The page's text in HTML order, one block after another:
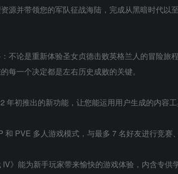
源并带领您的军队征战海陆，完成从黑暗时代以
不论是重新体验圣女贞德击败英格兰人的冒险旅
每一个决定都是左右历史成败的关键。
年初推出的新功能，让您能运用用户生成的内容工
PVE 多人游戏模式，与最多 7 名好友进行竞赛
》能为新手玩家带来愉快的游戏体验，内含专供